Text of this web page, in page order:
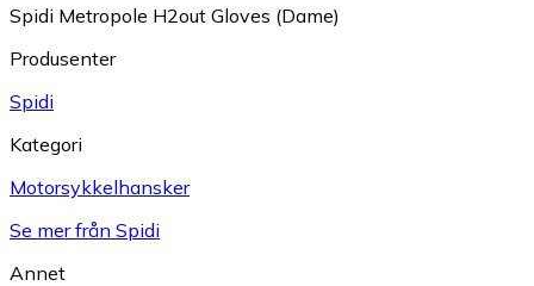
Spidi Metropole H2out Gloves (Dame)
Produsenter
Spidi
Kategori
Motorsykkelhansker
Se mer från Spidi
Annet